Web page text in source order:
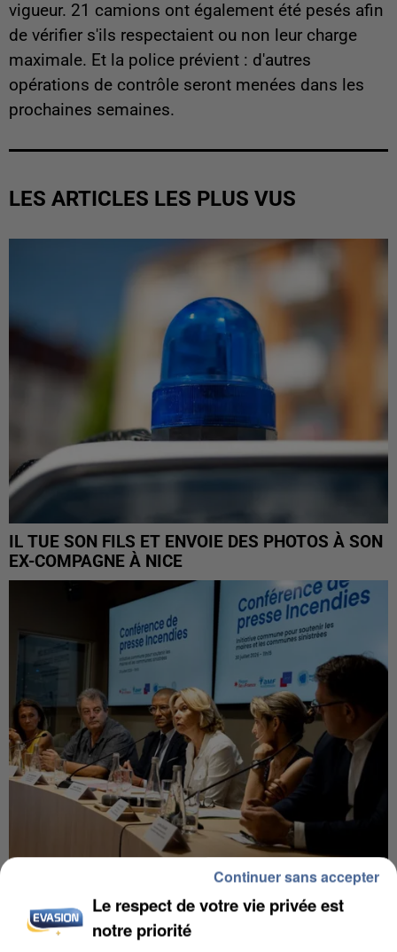
vigueur. 21 camions ont également été pesés afin
de vérifier s'ils respectaient ou non leur charge
maximale. Et la police prévient : d'autres
opérations de contrôle seront menées dans les
prochaines semaines.
LES ARTICLES LES PLUS VUS
IL TUE SON FILS ET ENVOIE DES PHOTOS À SON
EX-COMPAGNE À NICE
INCENDIES : L’ÎLE-DE-FRANCE LANCE UN ÉLAN
DE SOLIDARITÉ AVEC LES...
Le respect de votre vie privée est
notre priorité
Continuer sans accepter